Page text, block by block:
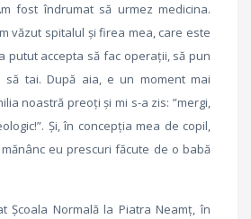
fost îndrumat să urmez medicina.
văzut spitalul și firea mea, care este
putut accepta să fac operații, să pun
tai. După aia, e un moment mai
noastră preoți și mi s-a zis: ”mergi,
Și, în concepția mea de copil,
eu prescuri făcute de o babă
Școala Normală la Piatra Neamț, în